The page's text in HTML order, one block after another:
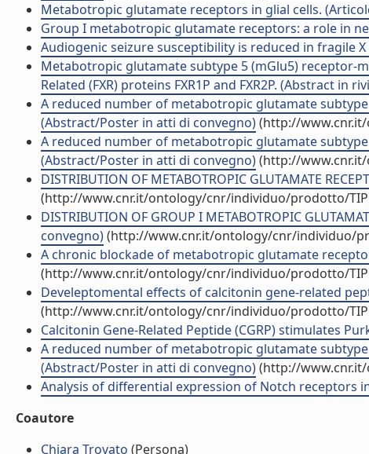
Metabotropic glutamate receptors in glial cells.
Group I metabotropic glutamate receptors: a role in
Audiogenic seizure susceptibility is reduced in fragile
Metabotropic glutamate subtype 5 (mGlu5) receptor-
Related (FXR) proteins FXR1P and FXR2P. (Abstract in
A reduced number of metabotropic glutamate
(Abstract/Poster in atti di convegno)(http://
A reduced number of metabotropic glutamate
(Abstract/Poster in atti di convegno)(http://
DISTRIBUTION OF METABOTROPIC GLUTAMATE
(http://www.cnr.it/ontology/cnr/individuo/prodotto/
DISTRIBUTION OF GROUP I METABOTROPIC
convegno)(http://www.cnr.it/ontology/cnr/individuo/
A chronic blockade of metabotropic glutamate
(http://www.cnr.it/ontology/cnr/individuo/prodotto/
Develeptomental effects of calcitonin gene-related
(http://www.cnr.it/ontology/cnr/individuo/prodotto/
Calcitonin Gene-Related Peptide (CGRP) stimulates
A reduced number of metabotropic glutamate
(Abstract/Poster in atti di convegno)(http://
Analysis of differential expression of Notch receptors
Coautore
Chiara Trovato (Persona)